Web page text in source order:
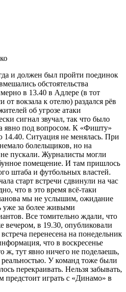
и должен был пройти поединок
обстоятельства
в 13.40 в Адлере (в тот
от вокзала к отелю) раздался рёв
об угрозе атаки
сигнал звучал, так что было
явно под вопросом. К «Фишту»
14.40. Ситуация не менялась. При
болельщиков, но на
пускали. Журналисты могли
помещение. И там пришлось
штаба и футбольных властей.
старт встречи сдвинули на час
что в это время всё-таки
мы не услышим, ожидание
уже за более живыми
Все томительно ждали, что
вечером, в 19.30, опубликовали
перенесена на понедельник
что в воскресенье
ж, тут явно ничего не поделаешь,
У команд тоже были
перекраивать. Нельзя забывать,
предстоит играть с «Динамо» в